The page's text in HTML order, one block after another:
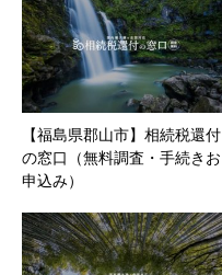
【福島県郡山市】相続税還付
の窓口（無料調査・手続きお
申込み）